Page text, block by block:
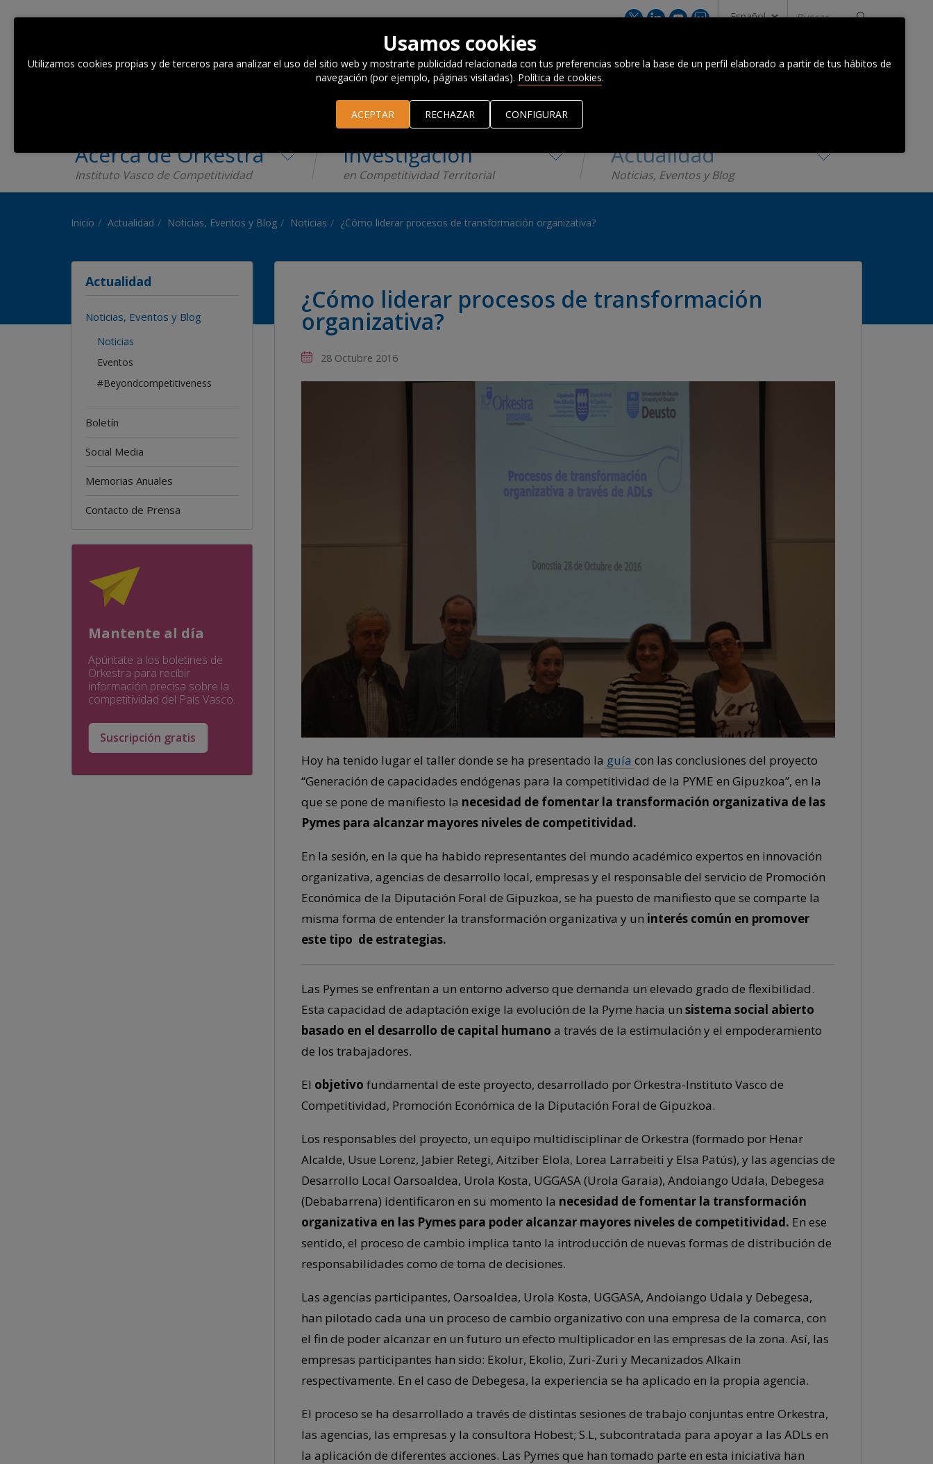
CONTACTA CON NOSOTROS
Acerca de Orkestra
Instituto Vasco de Competitividad
Investigación
en Competitividad Territorial
Actualidad
Noticias, Eventos y Blog
Inicio Actualidad Noticias, Eventos y Blog Noticias ¿Cómo liderar procesos de transformación organizativa?
¿Cómo liderar procesos de transformación
organizativa?
28 Octubre 2016
Hoy ha tenido lugar el taller donde se ha presentado la guía con las conclusiones del proyecto
“Generación de capacidades endógenas para la competitividad de la PYME en Gipuzkoa”, en la
que se pone de manifiesto la necesidad de fomentar la transformación organizativa de las
Pymes para alcanzar mayores niveles de competitividad.
En la sesión, en la que ha habido representantes del mundo académico expertos en innovación
organizativa, agencias de desarrollo local, empresas y el responsable del servicio de Promoción
Económica de la Diputación Foral de Gipuzkoa, se ha puesto de manifiesto que se comparte la
misma forma de entender la transformación organizativa y un interés común en promover
este tipo de estrategias.
Las Pymes se enfrentan a un entorno adverso que demanda un elevado grado de flexibilidad.
Esta capacidad de adaptación exige la evolución de la Pyme hacia un sistema social abierto
basado en el desarrollo de capital humano a través de la estimulación y el empoderamiento
de los trabajadores.
El objetivo fundamental de este proyecto, desarrollado por Orkestra-Instituto Vasco de
Competitividad, Promoción Económica de la Diputación Foral de Gipuzkoa.
Los responsables del proyecto, un equipo multidisciplinar de Orkestra (formado por Henar
Alcalde, Usue Lorenz, Jabier Retegi, Aitziber Elola, Lorea Larrabeiti y Elsa Patús), y las agencias de
Desarrollo Local Oarsoaldea, Urola Kosta, UGGASA (Urola Garaia), Andoiango Udala, Debegesa
(Debabarrena) identificaron en su momento la necesidad de fomentar la transformación
organizativa en las Pymes para poder alcanzar mayores niveles de competitividad. En ese
sentido, el proceso de cambio implica tanto la introducción de nuevas formas de distribución de
responsabilidades como de toma de decisiones.
Las agencias participantes, Oarsoaldea, Urola Kosta, UGGASA, Andoiango Udala y Debegesa,
han pilotado cada una un proceso de cambio organizativo con una empresa de la comarca, con
el fin de poder alcanzar en un futuro un efecto multiplicador en las empresas de la zona. Así, las
empresas participantes han sido: Ekolur, Ekolio, Zuri-Zuri y Mecanizados Alkain
respectivamente. En el caso de Debegesa, la experiencia se ha aplicado en la propia agencia.
El proceso se ha desarrollado a través de distintas sesiones de trabajo conjuntas entre Orkestra,
las agencias, las empresas y la consultora Hobest; S.L, subcontratada para apoyar a las ADLs en
la aplicación de diferentes acciones. Las Pymes que han tomado parte en esta iniciativa han
Actualidad
Noticias, Eventos y Blog
Noticias
Eventos
#Beyondcompetitiveness
Boletín
Social Media
Memorias Anuales
Contacto de Prensa
Mantente al día
Apúntate a los boletines de
Orkestra para recibir
información precisa sobre la
competitividad del País Vasco.
Suscripción gratis
Usamos cookies
Utilizamos cookies propias y de terceros para analizar el uso del sitio web y mostrarte publicidad relacionada con tus preferencias sobre la base de un perfil elaborado a partir de tus hábitos de
navegación (por ejemplo, páginas visitadas). Política de cookies.
CONFIGURAR
RECHAZAR
ACEPTAR